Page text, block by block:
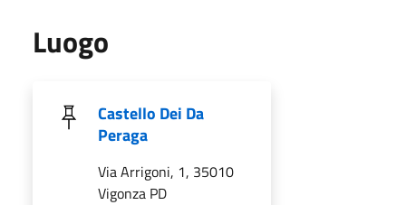
Luogo
Castello Dei Da
Peraga
Via Arrigoni, 1, 35010
Vigonza PD